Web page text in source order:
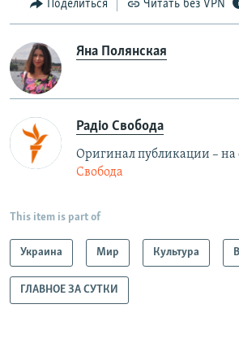
Поделиться Читать без VPN
Яна Полянская
Радіо Свобода
Оригинал публикации – на
Свобода
This item is part of
Украина Мир Культура
ГЛАВНОЕ ЗА СУТКИ